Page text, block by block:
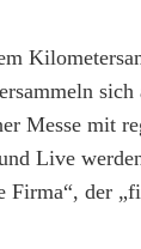
Messe mit
Live
der